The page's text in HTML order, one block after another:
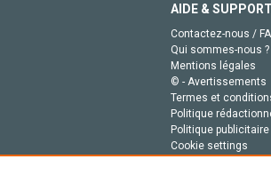
AIDE & SUPPORT
Contactez-nous /
Qui sommes-nous ?
Mentions légales
© - Avertissements
Termes et
Politique
Politique publicitaire
Cookie settings